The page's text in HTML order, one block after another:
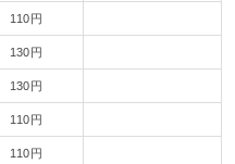
110円
130円
130円
110円
110円